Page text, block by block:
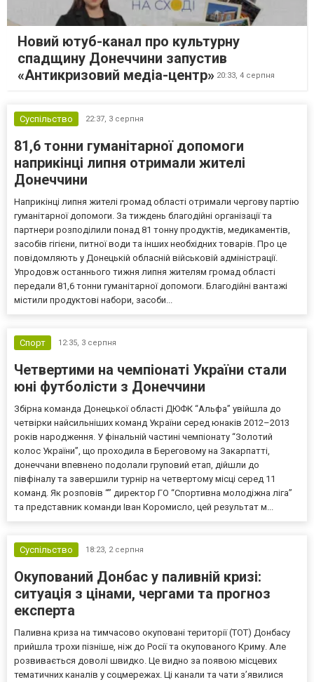
Новий ютуб-канал про культурну
спадщину Донеччини запустив
«Антикризовий медіа-центр» 20:33, 4 серпня
Суспільство 22:37, 3 серпня
81,6 тонни гуманітарної допомоги
наприкінці липня отримали жителі
Донеччини
Наприкінці липня жителі громад області отримали чергову партію
гуманітарної допомоги. За тиждень благодійні організації та
партнери розподілили понад 81 тонну продуктів, медикаментів,
засобів гігієни, питної води та інших необхідних товарів. Про це
повідомляють у Донецькій обласній військовій адміністрації.
Упродовж останнього тижня липня жителям громад області
передали 81,6 тонни гуманітарної допомоги. Благодійні вантажі
містили продуктові набори, засоби...
Спорт 12:35, 3 серпня
Четвертими на чемпіонаті України стали
юні футболісти з Донеччини
Збірна команда Донецької області ДЮФК “Альфа” увійшла до
четвірки найсильніших команд України серед юнаків 2012–2013
років народження. У фінальній частині чемпіонату “Золотий
колос України”, що проходила в Береговому на Закарпатті,
донеччани впевнено подолали груповий етап, дійшли до
півфіналу та завершили турнір на четвертому місці серед 11
команд. Як розповів “” директор ГО “Спортивна молодіжна ліга”
та представник команди Іван Коромисло, цей результат м...
Суспільство 18:23, 2 серпня
Окупований Донбас у паливній кризі:
ситуація з цінами, чергами та прогноз
експерта
Паливна криза на тимчасово окуповані території (ТОТ) Донбасу
прийшла трохи пізніше, ніж до Росії та окупованого Криму. Але
розвивається доволі швидко. Це видно за появою місцевих
тематичних каналів у соцмережах. Ці канали та чати з’явилися